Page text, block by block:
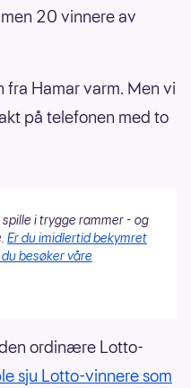
20 vinnere av
fra Hamar varm. Men vi
på telefonen med to
i trygge rammer - og
Er du imidlertid bekymret
besøker våre
ordinære Lotto-
sju Lotto-vinnere som